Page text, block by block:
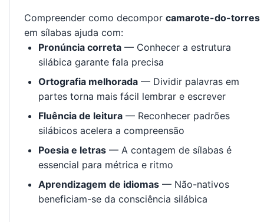
Compreender como decompor camarote-do-torres
em sílabas ajuda com:
Pronúncia correta — Conhecer a estrutura
silábica garante fala precisa
Ortografia melhorada — Dividir palavras em
partes torna mais fácil lembrar e escrever
Fluência de leitura — Reconhecer padrões
silábicos acelera a compreensão
Poesia e letras — A contagem de sílabas é
essencial para métrica e ritmo
Aprendizagem de idiomas — Não-nativos
beneficiam-se da consciência silábica